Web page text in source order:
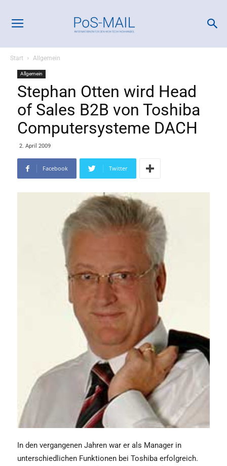
Start Allgemein
Allgemein
Stephan Otten wird Head
of Sales B2B von Toshiba
Computersysteme DACH
2. April 2009
Facebook Twitter
In den vergangenen Jahren war er als Manager in
unterschiedlichen Funktionen bei Toshiba erfolgreich.